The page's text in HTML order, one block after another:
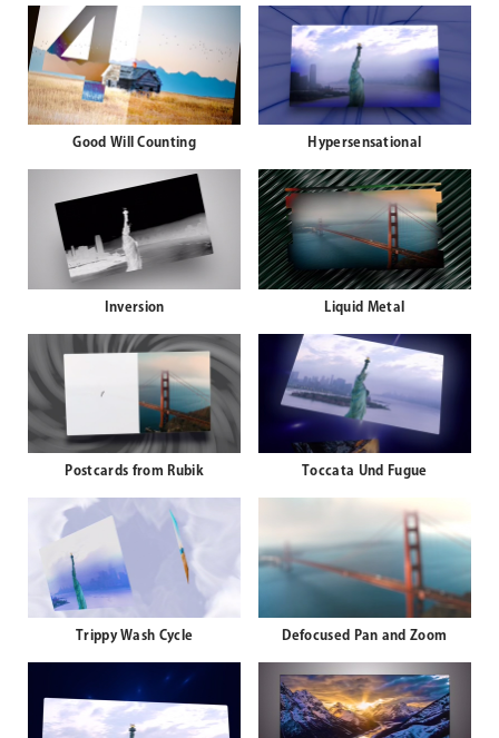
Good Will Counting Hypersensational
Inversion Liquid Metal
Postcards from Rubik Toccata Und Fugue
Trippy Wash Cycle Defocused Pan and Zoom